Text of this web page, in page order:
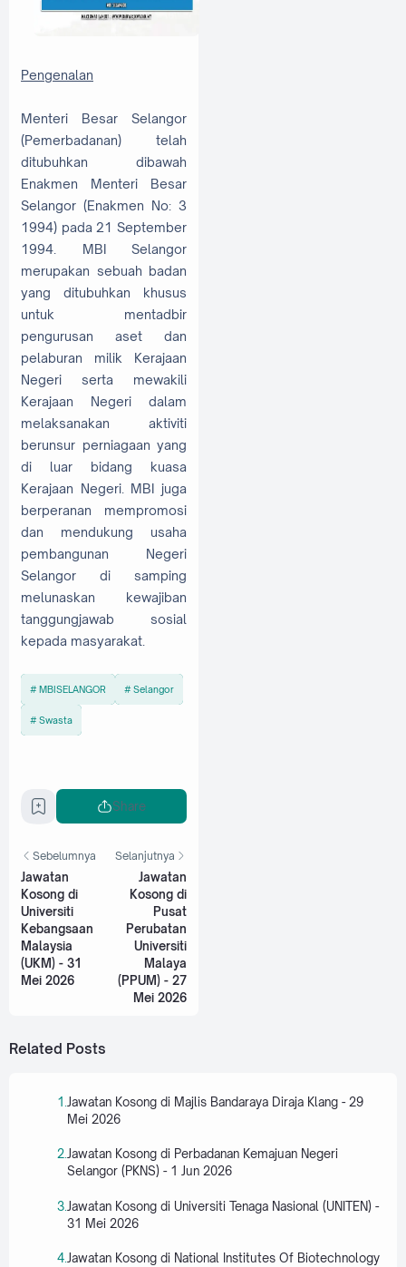
Pengenalan
Menteri Besar Selangor
(Pemerbadanan) telah
ditubuhkan dibawah
Enakmen Menteri Besar
Selangor (Enakmen No: 3
1994) pada 21 September
1994. MBI Selangor
merupakan sebuah badan
yang ditubuhkan khusus
untuk mentadbir
pengurusan aset dan
pelaburan milik Kerajaan
Negeri serta mewakili
Kerajaan Negeri dalam
melaksanakan aktiviti
berunsur perniagaan yang
di luar bidang kuasa
Kerajaan Negeri. MBI juga
berperanan mempromosi
dan mendukung usaha
pembangunan Negeri
Selangor di samping
melunaskan kewajiban
tanggungjawab sosial
kepada masyarakat.
MBISELANGOR Selangor
Swasta
Share
Sebelumnya
Jawatan
Kosong di
Universiti
Kebangsaan
Malaysia
(UKM) - 31
Mei 2026
Selanjutnya
Jawatan
Kosong di
Pusat
Perubatan
Universiti
Malaya
(PPUM) - 27
Mei 2026
Related Posts
Jawatan Kosong di Majlis Bandaraya Diraja Klang - 29
Mei 2026
Jawatan Kosong di Perbadanan Kemajuan Negeri
Selangor (PKNS) - 1 Jun 2026
Jawatan Kosong di Universiti Tenaga Nasional (UNITEN) -
31 Mei 2026
Jawatan Kosong di National Institutes Of Biotechnology